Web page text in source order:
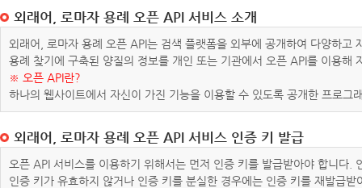
외래어, 로마자 용례 오픈 API 서비스 소개
외래어, 로마자 용례 오픈 API는 검색 플랫폼을 외부에 공개하여 다양하
용례 찾기에 구축된 양질의 정보를 개인 또는 기관에서 오픈 API를 이용해
※ 오픈 API란?
하나의 웹사이트에서 자신이 가진 기능을 이용할 수 있도록 공개한 프로그
외래어, 로마자 용례 오픈 API 서비스 인증 키 발급
오픈 API 서비스를 이용하기 위해서는 먼저 인증 키를 발급받아야 합니다
인증 키가 유효하지 않거나 인증 키를 분실한 경우에는 인증 키를 재발급받